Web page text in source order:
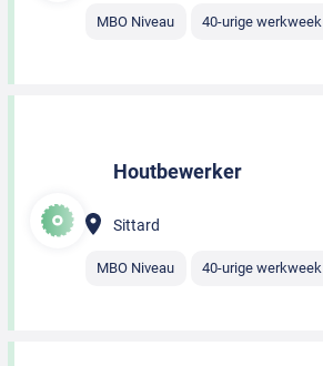
MBO Niveau 40-urige werkweek
Houtbewerker
Sittard
MBO Niveau 40-urige werkweek